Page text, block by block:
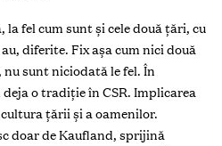
la fel cum sunt și cele două țări, cu
diferite. Fix așa cum nici două
sunt niciodată le fel. În
o tradiție în CSR. Implicarea
țării și a oamenilor.
doar de Kaufland, sprijină